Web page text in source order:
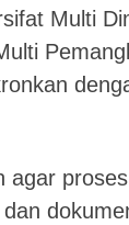
Multi
agar